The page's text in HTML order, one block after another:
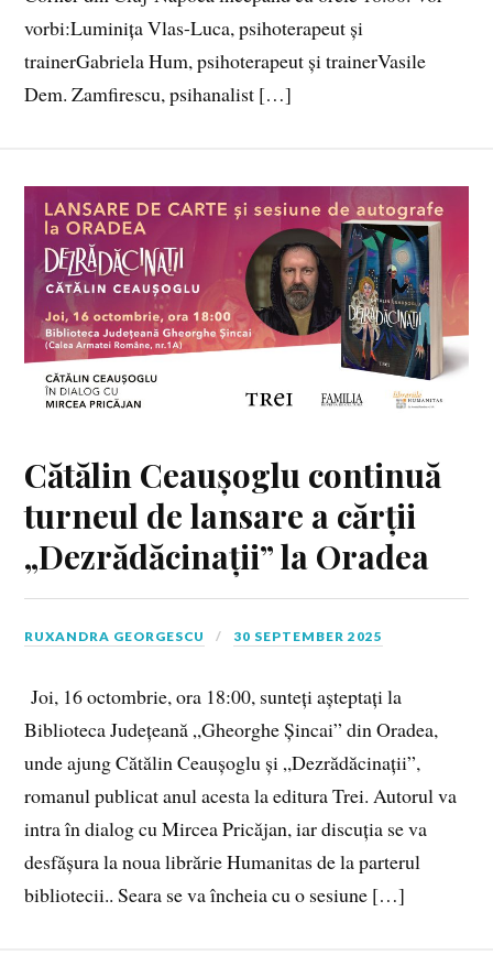
vorbi:Luminița Vlas-Luca, psihoterapeut și
trainerGabriela Hum, psihoterapeut și trainerVasile
Dem. Zamfirescu, psihanalist […]
Cătălin Ceaușoglu continuă
turneul de lansare a cărții
„Dezrădăcinații” la Oradea
RUXANDRA GEORGESCU 30 SEPTEMBER 2025
Joi, 16 octombrie, ora 18:00, sunteți așteptați la
Biblioteca Județeană „Gheorghe Șincai” din Oradea,
unde ajung Cătălin Ceaușoglu și „Dezrădăcinații”,
romanul publicat anul acesta la editura Trei. Autorul va
intra în dialog cu Mircea Pricăjan, iar discuția se va
desfășura la noua librărie Humanitas de la parterul
bibliotecii.. Seara se va încheia cu o sesiune […]